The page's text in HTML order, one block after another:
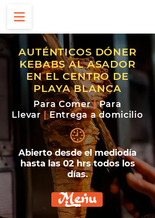
AUTÉNTICOS DÓNER
KEBABS AL ASADOR
EN EL CENTRO DE
PLAYA BLANCA
Para Comer| Para
Llevar| Entrega a domicilio
Abierto desde el mediodía
hasta las 02 hrs todos los
días.
Menu